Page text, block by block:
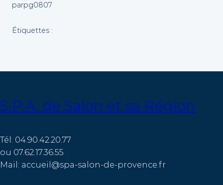
parpg0807
Étiquettes :
S.P.A. de Salon et sa Région
Tél: 04.90.42.20.77
ou 07.62.17.36.55
Mail: accueil@spa-salon-de-provence.fr